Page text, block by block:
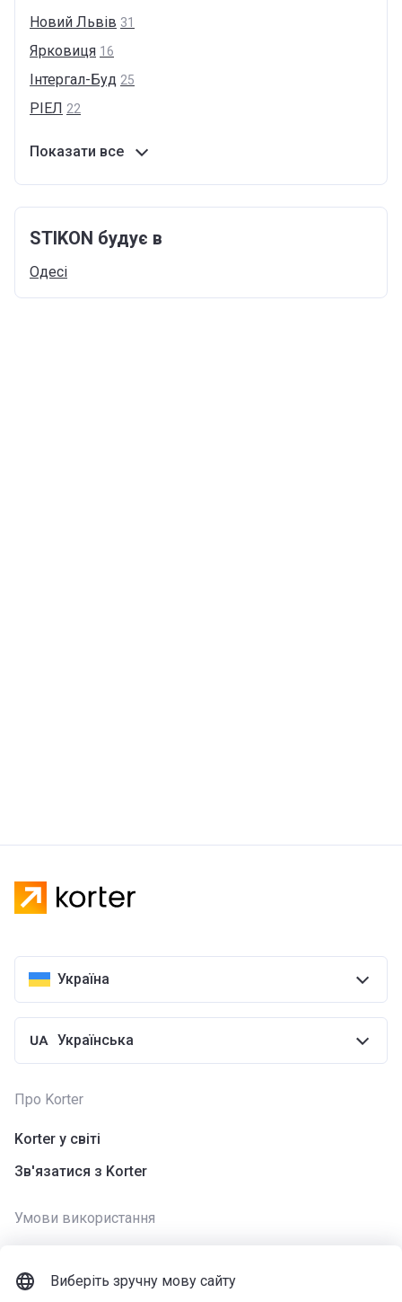
Виберіть зручну мову сайту
Новий Львів 31
Ярковиця 16
Інтергал-Буд 25
РІЕЛ 22
Показати все
STIKON будує в
Одесі
Україна
Українська
Про Korter
Korter у світі
Зв'язатися з Korter
Умови використання
Політика конфіденційності